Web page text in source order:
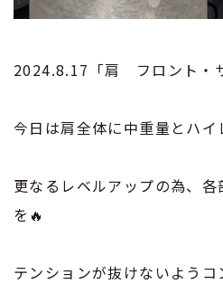
2024.8.17「肩 フロント・
今日は肩全体に中重量とハイ
更なるレベルアップの為、
を🔥
テンションが抜けないよう